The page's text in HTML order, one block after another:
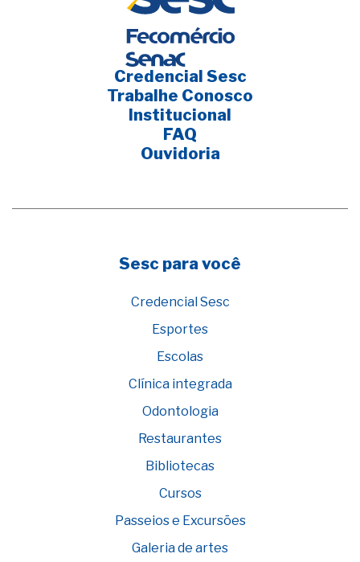
Credencial Sesc
Trabalhe Conosco
Institucional
FAQ
Ouvidoria
Sesc para você
Credencial Sesc
Esportes
Escolas
Clínica integrada
Odontologia
Restaurantes
Bibliotecas
Cursos
Passeios e Excursões
Galeria de artes